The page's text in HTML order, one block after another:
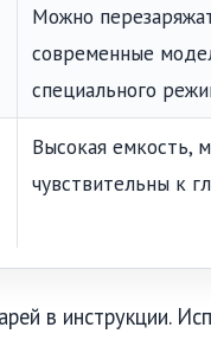
Можно
современные
специального
Высокая емкость,
чувствительны к
в инструкции.